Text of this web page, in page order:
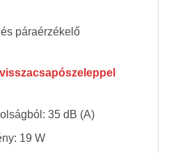
páraérzékelő
35 dB (A)
19 W